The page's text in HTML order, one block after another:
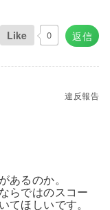
返信
Like 0
違反報告
あるのか。
らではのスコー
てほしいです。